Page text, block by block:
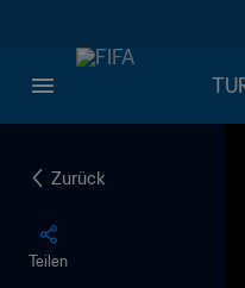
Zurück
Teilen